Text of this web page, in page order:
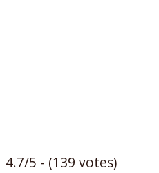
4.7/5 - (139 votes)